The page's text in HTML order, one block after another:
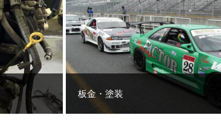
板金・塗装